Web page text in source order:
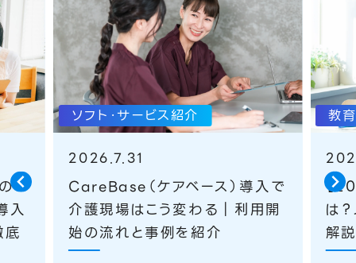
入
底
ソフト・サービス紹介
2026.7.31
CareBase（ケアベース）導入で
介護現場はこう変わる｜利用開
始の流れと事例を紹介
教
【
は
解説